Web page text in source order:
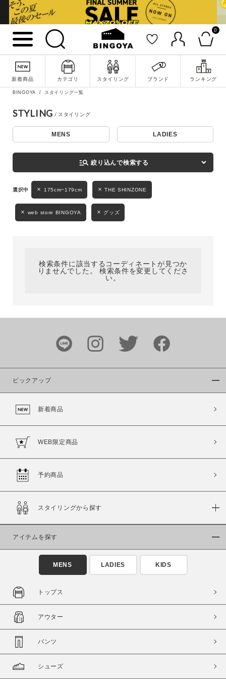
0
新着商品 カテゴリ スタイリング ブランド ランキング
詳細検索
キーワード
性別
MENS LADIES
ブランド
カラー
商品タイプ
通常商品
セール価格 WEB限定
在庫
在庫あり
BINGOYA スタイリング一覧
STYLING
MENS LADIES
manage_search 絞り込んで検索する
175cm~179cm THE SHINZONE
web store BINGOYA グッズ
検索条件に該当するコーディネートが見つか
りませんでした。 検索条件を変更してくださ
い。
ピックアップ
新着商品
WEB限定商品
予約商品
スタイリングから探す
アイテムを探す
MENS LADIES KIDS
トップス
アウター
パンツ
シューズ